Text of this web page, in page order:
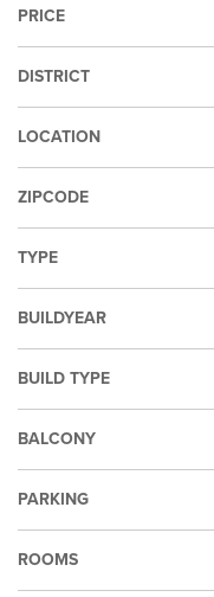
PRICE
DISTRICT
LOCATION
ZIPCODE
TYPE
BUILDYEAR
BUILD TYPE
BALCONY
PARKING
ROOMS